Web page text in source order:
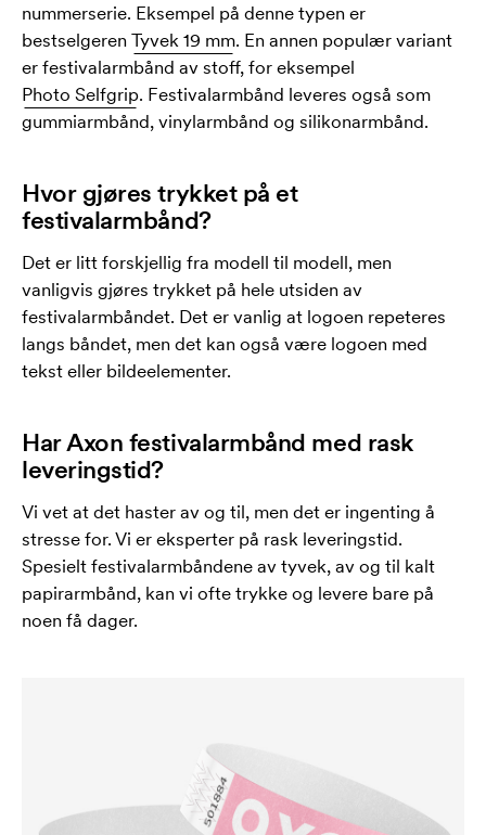
nummerserie. Eksempel på denne typen er
bestselgerenTyvek 19 mm. En annen populær variant
er festivalarmbånd av stoff, for eksempel
Photo Selfgrip. Festivalarmbånd leveres også som
gummiarmbånd, vinylarmbånd og silikonarmbånd.
Hvor gjøres trykket på et
festivalarmbånd?
Det er litt forskjellig fra modell til modell, men
vanligvis gjøres trykket på hele utsiden av
festivalarmbåndet. Det er vanlig at logoen repeteres
langs båndet, men det kan også være logoen med
tekst eller bildeelementer.
Har Axon festivalarmbånd med rask
leveringstid?
Vi vet at det haster av og til, men det er ingenting å
stresse for. Vi er eksperter på rask leveringstid.
Spesielt festivalarmbåndene av tyvek, av og til kalt
papirarmbånd, kan vi ofte trykke og levere bare på
noen få dager.